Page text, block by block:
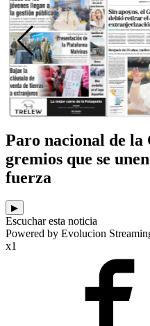
Paro nacional de la
gremios que se
fuerza
▶
Escuchar esta noticia
Powered by Evolucion
x1